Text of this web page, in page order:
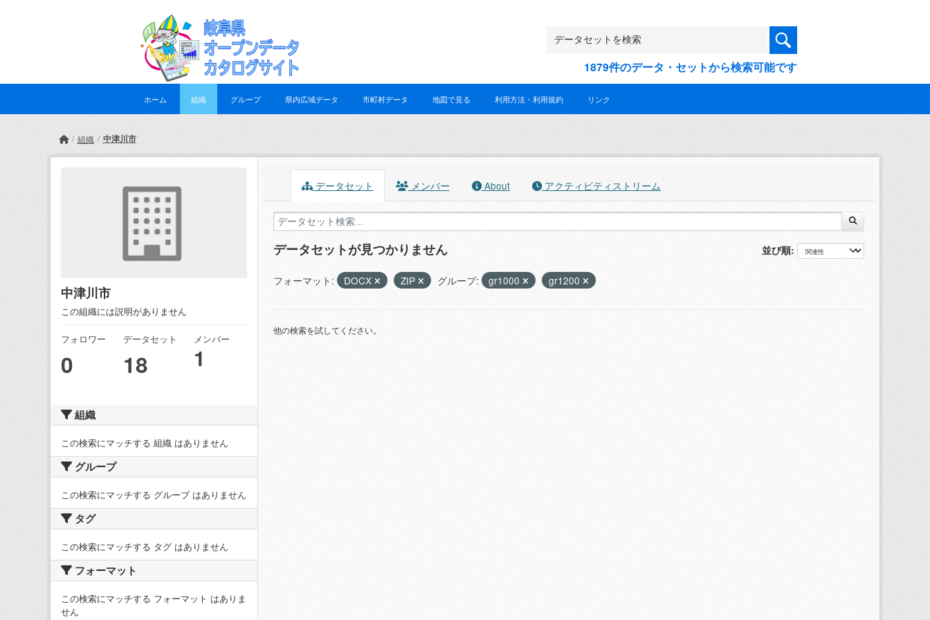
1879件のデータ・セットから検索可能です
ホーム 組織 グループ 県内広域データ 市町村データ 地図で見る 利用方法・利用規約 リンク
組織 中津川市
中津川市
この組織には説明がありません
フォロワー
0
データセット
18
メンバー
1
組織
この検索にマッチする 組織 はありません
グループ
この検索にマッチする グループ はありません
タグ
この検索にマッチする タグ はありません
フォーマット
この検索にマッチする フォーマット はありま
せん
データセット メンバー About アクティビティストリーム
並び順
データセットが見つかりません
フォーマット: DOCX ZIP グループ: gr1000 gr1200
他の検索を試してください。